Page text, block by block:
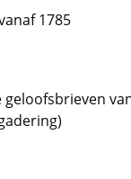
1785